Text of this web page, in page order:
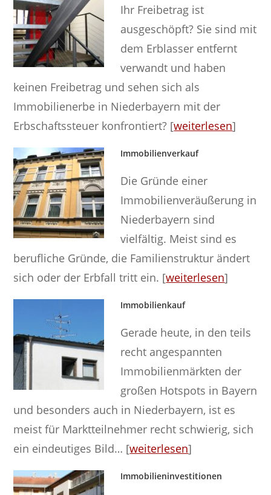
Ihr Freibetrag ist
ausgeschöpft? Sie sind mit
dem Erblasser entfernt
verwandt und haben
keinen Freibetrag und sehen sich als
Immobilienerbe in Niederbayern mit der
Erbschaftssteuer konfrontiert? [weiterlesen]
Immobilienverkauf
Die Gründe einer
Immobilienveräußerung in
Niederbayern sind
vielfältig. Meist sind es
berufliche Gründe, die Familienstruktur ändert
sich oder der Erbfall tritt ein. [weiterlesen]
Immobilienkauf
Gerade heute, in den teils
recht angespannten
Immobilienmärkten der
großen Hotspots in Bayern
und besonders auch in Niederbayern, ist es
meist für Marktteilnehmer recht schwierig, sich
ein eindeutiges Bild… [weiterlesen]
Immobilieninvestitionen